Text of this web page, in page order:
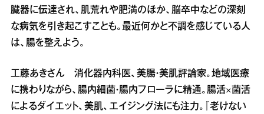
臓器に伝達され、肌荒れや肥満のほか、脳卒中などの深刻
な病気を引き起こすことも。最近何かと不調を感じている人
は、腸を整えよう。
工藤あきさん 消化器内科医、美腸・美肌評論家。地域医療
に携わりながら、腸内細菌・腸内フローラに精通。腸活×菌活
によるダイエット、美肌、エイジング法にも注力。『老けない